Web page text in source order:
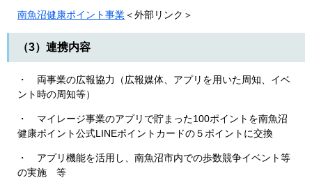
南魚沼健康ポイント事業＜外部リンク＞
（3）連携内容
・ 両事業の広報協力（広報媒体、アプリを用いた周知、イベ
ント時の周知等）
・ マイレージ事業のアプリで貯まった100ポイントを南魚沼
健康ポイント公式LINEポイントカードの５ポイントに交換
・ アプリ機能を活用し、南魚沼市内での歩数競争イベント等
の実施 等